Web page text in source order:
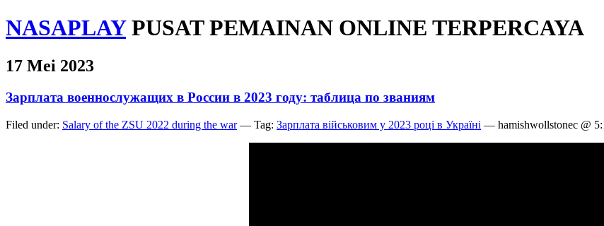
NASAPLAY PUSAT PEMAINAN ONLINE TERPERCAYA
17 Mei 2023
Зарплата военнослужащих в России в 2023 году: таблица по званиям
Filed under: Salary of the ZSU 2022 during the war— Tag: Зарплата військовим у 2023 році в Україні — hamishwollstonec @